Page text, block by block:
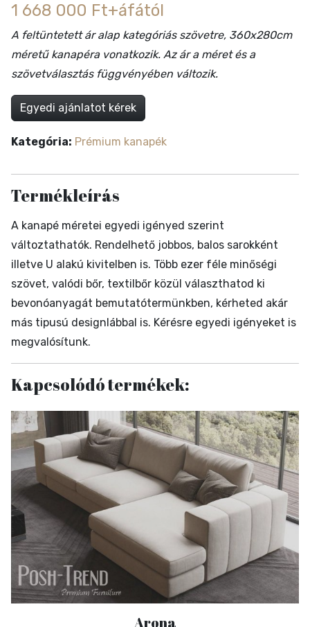
1 668 000 Ft+áfától
A feltüntetett ár alap kategóriás szövetre, 360x280cm
méretű kanapéra vonatkozik. Az ár a méret és a
szövetválasztás függvényében változik.
Egyedi ajánlatot kérek
Kategória: Prémium kanapék
Termékleírás
A kanapé méretei egyedi igényed szerint
változtathatók. Rendelhető jobbos, balos sarokként
illetve U alakú kivitelben is. Több ezer féle minőségi
szövet, valódi bőr, textilbőr közül választhatod ki
bevonóanyagát bemutatótermünkben, kérheted akár
más tipusú designlábbal is. Kérésre egyedi igényeket is
megvalósítunk.
Kapcsolódó termékek:
Arona